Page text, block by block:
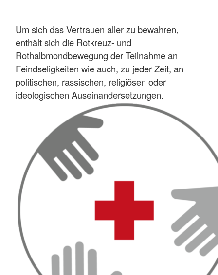
Um sich das Vertrauen aller zu bewahren,
enthält sich die Rotkreuz- und
Rothalbmondbewegung der Teilnahme an
Feindseligkeiten wie auch, zu jeder Zeit, an
politischen, rassischen, religiösen oder
ideologischen Auseinandersetzungen.